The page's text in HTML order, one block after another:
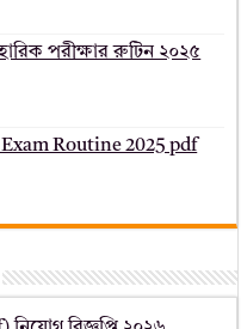
পরীক্ষার ‍রুটিন ২০২৫
Routine 2025 pdf